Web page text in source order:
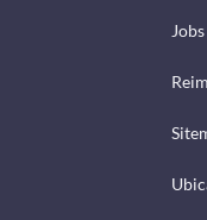
Jobs